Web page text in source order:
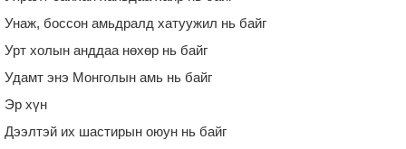
Унаж, боссон амьдралд хатуужил нь байг
Урт холын анддаа нөхөр нь байг
Удамт энэ Монголын амь нь байг
Эр хүн
Дээлтэй их шастирын оюун нь байг